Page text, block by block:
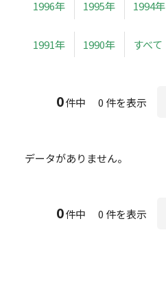
1996年 1995年 1994年
1991年 1990年 すべて
0件中 0 件を表示
データがありません。
0件中 0 件を表示